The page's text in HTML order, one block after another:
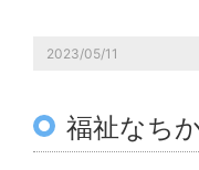
2023/05/11
福祉なち